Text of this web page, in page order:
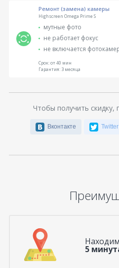
Ремонт (замена) камеры
Highscreen Omega Prime S
мутные фото
не работает фокус
не включается
Срок:от 40 мин
Гарантия:3 месяца
Чтобы получить скидку,
Вконтакте Twitter
5